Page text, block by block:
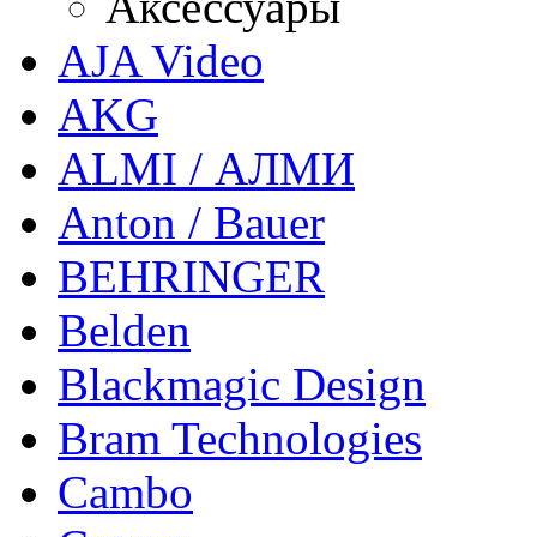
AJA Video
AKG
ALMI / АЛМИ
Anton / Bauer
BEHRINGER
Belden
Blackmagic Design
Bram Technologies
Cambo